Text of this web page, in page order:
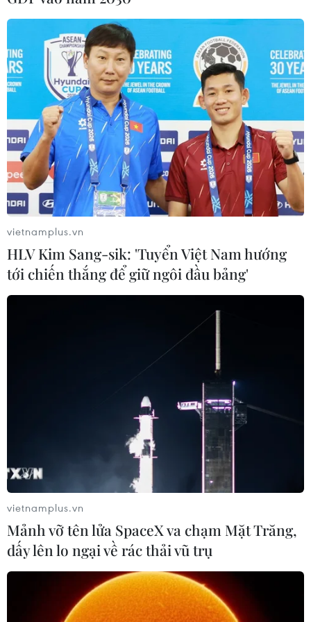
#Chứng khoán #Cổ phần
#Cổ phiếu
#Hàng không
#Sàn UpCoM #Mã BSG
#Mã HPW
TP. Hà Nội
TP. Hải Phòng Tp. Hồ Chí Minh
Theo dõi VietnamPlus
Ba nhà đầu tư nước ngoài đồng đăng ký
giao dịch cổ phiếu VNM
18/11/2016 08:05
vietnamplus.vn
HLV Kim Sang-sik: 'Tuyển Việt Nam hướng
tới chiến thắng để giữ ngôi đầu bảng'
vietnamplus.vn
Mảnh vỡ tên lửa SpaceX va chạm Mặt Trăng,
dấy lên lo ngại về rác thải vũ trụ